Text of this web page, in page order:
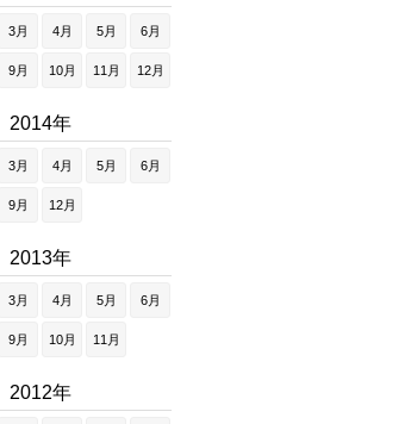
3月 4月 5月 6月
9月 10月 11月 12月
2014年
3月 4月 5月 6月
9月 12月
2013年
3月 4月 5月 6月
9月 10月 11月
2012年